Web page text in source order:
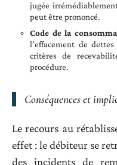
jugée
peut être prononcé.
Code de la
l’effacement de
critères de
procédure.
Conséquences et
Le recours au
effet : le débiteur se
des incidents de